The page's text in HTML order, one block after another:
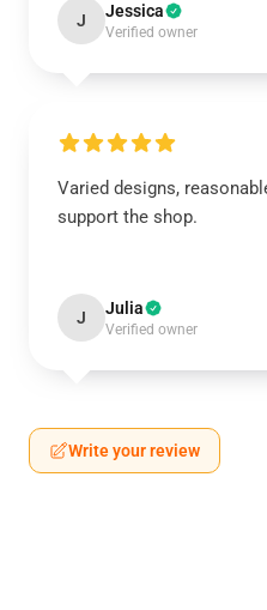
J Jessica
Verified owner
Varied designs,
support the shop.
J Julia
Verified owner
Write your review